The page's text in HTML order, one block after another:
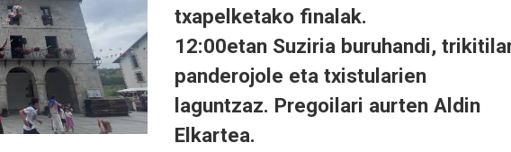
txapelketako finalak.
12:00etan Suziria buruhandi,
panderojole eta txistularien
laguntzaz. Pregoilari aurten Aldin
Elkartea.